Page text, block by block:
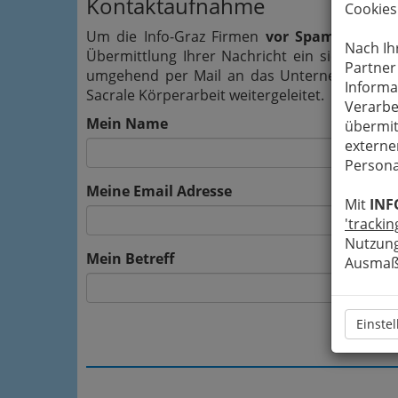
Nach
Mit
Um die Info-Graz Firmen vor Spam-Mails
Übermittlung Ihrer Nachricht ein sicheres
umgehend per Mail an das Unternehmen
Sacrale Körperarbeit weitergeleitet.
Mein Name
Meine Email Adresse
Mein Betreff